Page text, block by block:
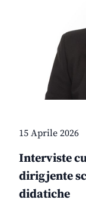
15 Aprile 2026
Interviste
dirigjente
didatiche